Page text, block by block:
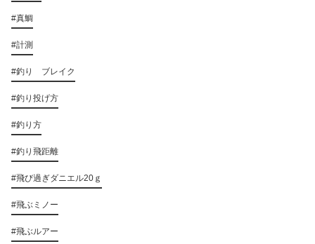
#真鯛
#計測
#釣り ブレイク
#釣り投げ方
#釣り方
#釣り飛距離
#飛び過ぎダニエル20ｇ
#飛ぶミノー
#飛ぶルアー